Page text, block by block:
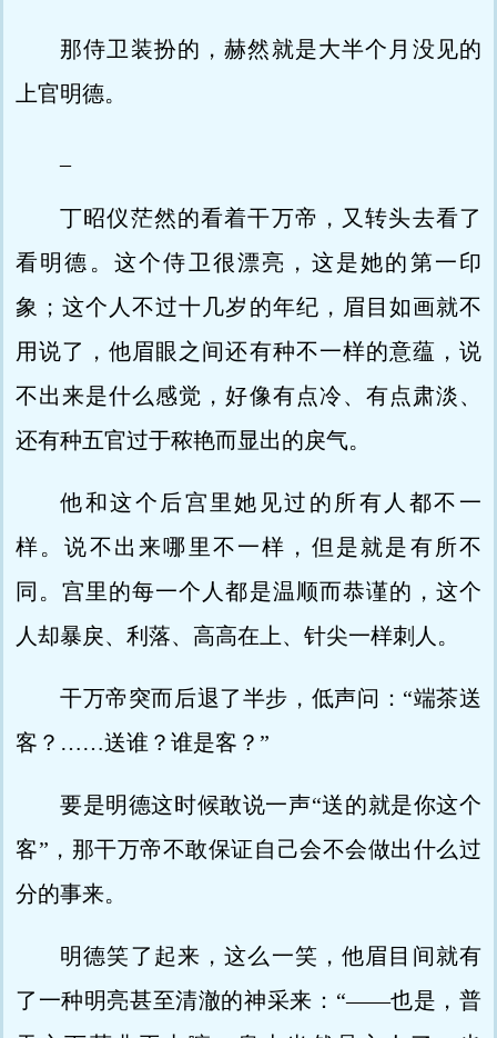
那侍卫装扮的，赫然就是大半个月没见的
上官明德。
丁昭仪茫然的看着干万帝，又转头去看了
看明德。这个侍卫很漂亮，这是她的第一印
象；这个人不过十几岁的年纪，眉目如画就不
用说了，他眉眼之间还有种不一样的意蕴，说
不出来是什么感觉，好像有点冷、有点肃淡、
还有种五官过于秾艳而显出的戾气。
他和这个后宫里她见过的所有人都不一
样。说不出来哪里不一样，但是就是有所不
同。宫里的每一个人都是温顺而恭谨的，这个
人却暴戾、利落、高高在上、针尖一样刺人。
干万帝突而后退了半步，低声问：“端茶送
客？……送谁？谁是客？”
要是明德这时候敢说一声“送的就是你这个
客”，那干万帝不敢保证自己会不会做出什么过
分的事来。
明德笑了起来，这么一笑，他眉目间就有
了一种明亮甚至清澈的神采来：“——也是，普